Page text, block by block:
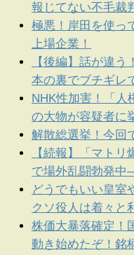
報じてない不毛裁
極悪！岸田を使っ
上場企業！
【後編】話が違
本の裏でブチギレ
NHK性加害！「人
の大物が容疑者に
解散総選挙！今回
【続報】「マト
で場外乱闘勃発
どうでもいい皇室
クソ役人は着々と
株価大暴落確定！
動き始めたぞ！銘